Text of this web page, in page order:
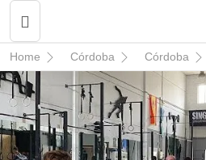
Home Córdoba Córdoba